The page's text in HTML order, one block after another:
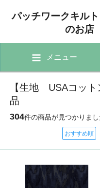
パッチワークキル
のお
メニュー
【生地 USAコッ
品
304件の商品が見つかりまし
おすすめ順